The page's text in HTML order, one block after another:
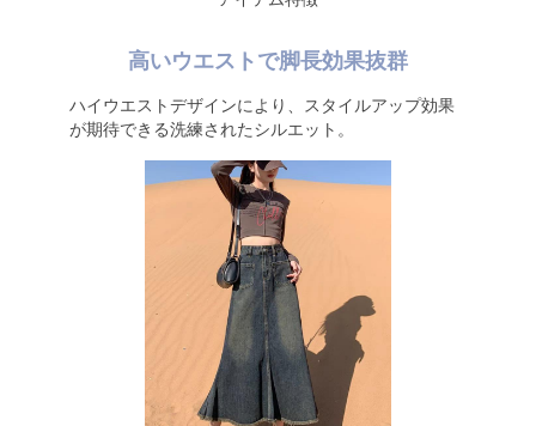
高いウエストで脚長効果抜群
ハイウエストデザインにより、スタイルアップ効果
が期待できる洗練されたシルエット。